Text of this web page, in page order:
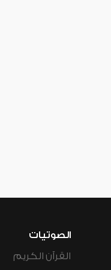
الصوتيات
القرآن الكريم